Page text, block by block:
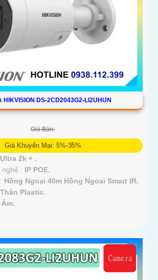
HIKVISION DS-2CD2043G2-LI2UHUN
Giá Bán:
Giá Khuyến Mại: 5%-35%
Ultra 2k + .
: IP POE.
Hồng Ngoại 40m Hồng Ngoại Smart IR.
Thân Plastic.